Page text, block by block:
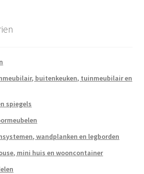
buitenkeuken, tuinmeubilair en
spiegels
wandplanken en legborden
mini huis en wooncontainer